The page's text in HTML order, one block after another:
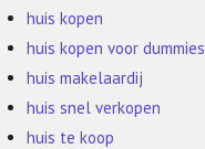
huis kopen
huis kopen voor dummies
huis makelaardij
huis snel verkopen
huis te koop